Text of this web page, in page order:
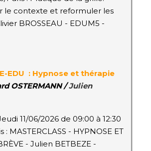
le contexte et reformuler les
BROSSEAU - EDUM5 -
EDU : Hypnose et thérapie
OSTERMANN /Julien
11/06/2026 de 09:00 à 12:30
: MASTERCLASS - HYPNOSE ET
- Julien BETBEZE -